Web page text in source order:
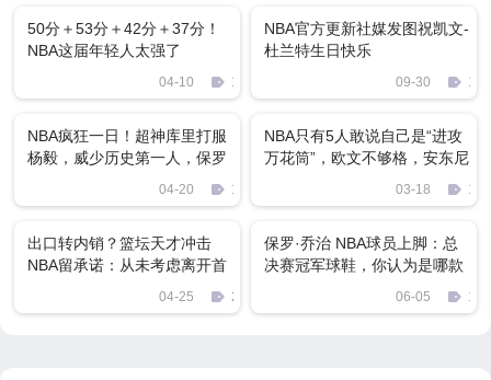
50分＋53分＋42分＋37分！
NBA这届年轻人太强了
04-10 1297
NBA官方更新社媒发图祝凯文-
杜兰特生日快乐
09-30 12
NBA疯狂一日！超神库里打服
杨毅，威少历史第一人，保罗
04-20 1976
NBA只有5人敢说自己是“进攻
万花筒”，欧文不够格，安东尼
03-18
出口转内销？篮坛天才冲击
NBA留承诺：从未考虑离开首
04-25 2553
保罗·乔治 NBA球员上脚：总
决赛冠军球鞋，你认为是哪款
06-05